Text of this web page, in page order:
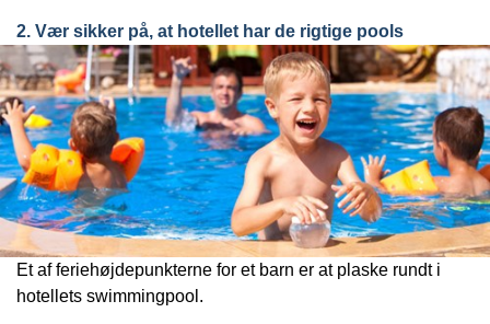
2. Vær sikker på, at hotellet har de rigtige pools
Et af feriehøjdepunkterne for et barn er at plaske rundt i
hotellets swimmingpool.